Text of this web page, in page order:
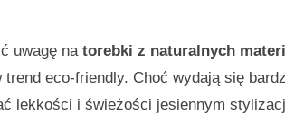
uwagę na torebki z naturalnych
eco-friendly. Choć wydają się
lekkości i świeżości jesiennym